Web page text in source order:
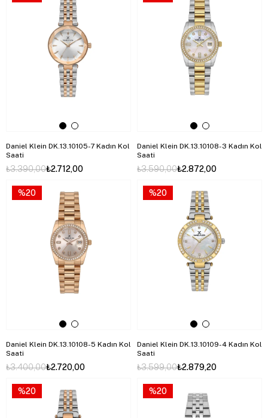
Daniel Klein DK.13.10105-7 Kadın Kol
Saati
₺2.712,00
₺3.390,00
Daniel Klein DK.13.10108-3 Kadın Kol
Saati
₺2.872,00
₺3.590,00
Daniel Klein DK.13.10108-5 Kadın Kol
Saati
₺2.720,00
₺3.400,00
%20
Daniel Klein DK.13.10109-4 Kadın Kol
Saati
₺2.879,20
₺3.599,00
%20
%20 %20